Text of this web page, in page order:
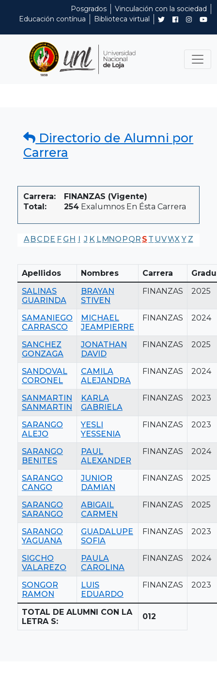
Posgrados
Vinculación con la sociedad
Educación contínua
Biblioteca virtual
Directorio de Alumni por
Carrera
Carrera:
FINANZAS (Vigente)
Total:
254 Exalumnos En Ésta Carrera
A BC DE F G H I J K LMNO PQR S T UVWX Y Z
Apellidos Nombres Carrera
SALINAS
GUARINDA
BRAYAN
STIVEN
FINANZAS 2025
SAMANIEGO
CARRASCO
MICHAEL
JEAMPIERRE
FINANZAS 2024
SANCHEZ
GONZAGA
JONATHAN
DAVID
FINANZAS 2025
SANDOVAL
CORONEL
CAMILA
ALEJANDRA
FINANZAS 2024
SANMARTIN
SANMARTIN
KARLA
GABRIELA
FINANZAS 2023
SARANGO
ALEJO
YESLI
YESSENIA
FINANZAS 2023
SARANGO
BENITES
PAUL
ALEXANDER
FINANZAS 2024
SARANGO
CANGO
JUNIOR
DAMIAN
FINANZAS 2025
SARANGO
SARANGO
ABIGAIL
CARMEN
FINANZAS 2025
SARANGO
YAGUANA
GUADALUPE
SOFIA
FINANZAS 2023
SIGCHO
VALAREZO
PAULA
CAROLINA
FINANZAS 2024
SONGOR
RAMON
LUIS
EDUARDO
FINANZAS 2023
TOTAL DE ALUMNI CON LA
LETRA S:
012